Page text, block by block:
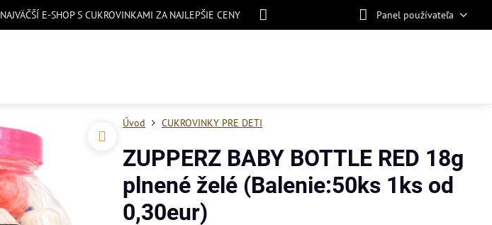
NAJVÄČŠÍ E-SHOP S CUKROVINKAMI ZA NAJLEPŠIE CENY Panel používateľa
Úvod CUKROVINKY PRE DETI
ZUPPERZ BABY BOTTLE RED 18g
plnené želé (Balenie:50ks 1ks od
0,30eur)